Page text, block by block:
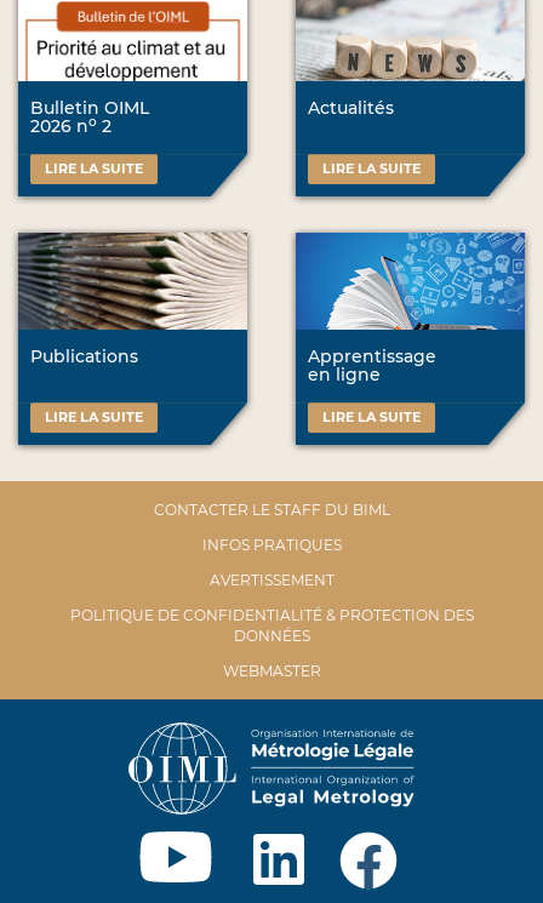
Bulletin OIML
2026 no 2
LIRE LA SUITE
Actualités
LIRE LA SUITE
Publications
LIRE LA SUITE
Apprentissage
en ligne
LIRE LA SUITE
CONTACTER LE STAFF DU BIML
INFOS PRATIQUES
AVERTISSEMENT
POLITIQUE DE CONFIDENTIALITÉ & PROTECTION DES
DONNÉES
WEBMASTER